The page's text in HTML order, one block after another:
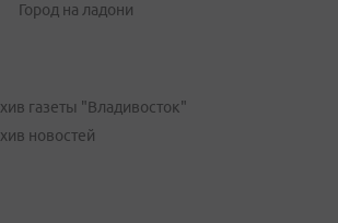
Город на ладони
газеты "Владивосток"
новостей